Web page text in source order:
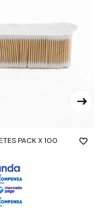
PACK X 100